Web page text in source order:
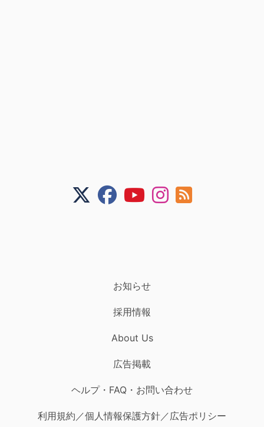
お知らせ
採用情報
About Us
広告掲載
ヘルプ・FAQ・お問い合わせ
利用規約／個人情報保護方針／広告ポリシー